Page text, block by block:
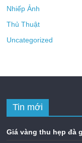
Nhiếp Ảnh
Thủ Thuật
Uncategorized
Tin mới
Giá vàng thu hẹp đà